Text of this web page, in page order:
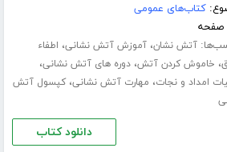
کتاب‌های عمومی
آتش نشان،آموزش آتش نشانی، اطفاء
، خاموش کردن آتش،دوره های آتش نشانی،
امداد و نجات، مهارت آتش نشانی،کپسول آتش
دانلود کتاب